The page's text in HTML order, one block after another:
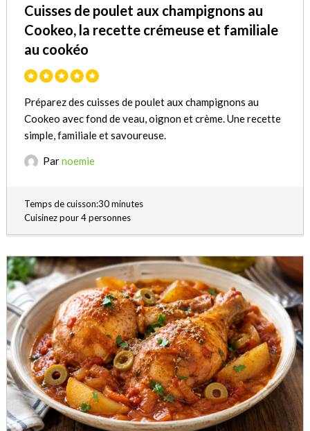
Cuisses de poulet aux champignons au
Cookeo, la recette crémeuse et familiale
au cookéo
Préparez des cuisses de poulet aux champignons au
Cookeo avec fond de veau, oignon et crème. Une recette
simple, familiale et savoureuse.
Parnoemie
Temps de cuisson:30 minutes
Cuisinez pour 4 personnes